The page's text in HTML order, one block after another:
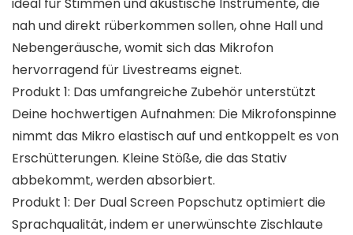
ideal für Stimmen und akustische Instrumente, die
nah und direkt rüberkommen sollen, ohne Hall und
Nebengeräusche, womit sich das Mikrofon
hervorragend für Livestreams eignet.
Produkt 1: Das umfangreiche Zubehör unterstützt
Deine hochwertigen Aufnahmen: Die Mikrofonspinne
nimmt das Mikro elastisch auf und entkoppelt es von
Erschütterungen. Kleine Stöße, die das Stativ
abbekommt, werden absorbiert.
Produkt 1: Der Dual Screen Popschutz optimiert die
Sprachqualität, indem er unerwünschte Zischlaute